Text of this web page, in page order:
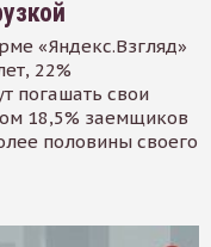
«Яндекс.Взгляд»
22%
погашать свои
18,5% заемщиков
половины своего